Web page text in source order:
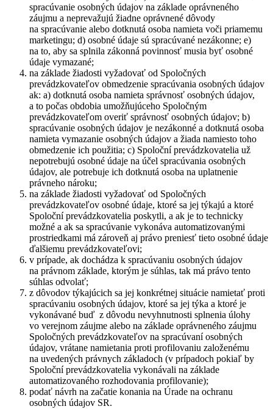
spracúvanie osobných údajov na základe oprávneného
záujmu a neprevažujú žiadne oprávnené dôvody
na spracúvanie alebo dotknutá osoba namieta voči priamemu
marketingu; d) osobné údaje sú spracúvané nezákonne; e)
na to, aby sa splnila zákonná povinnosť musia byť osobné
údaje vymazané;
na základe žiadosti vyžadovať od Spoločných
prevádzkovateľov obmedzenie spracúvania osobných údajov
ak: a) dotknutá osoba namieta správnosť osobných údajov,
a to počas obdobia umožňujúceho Spoločným
prevádzkovateľom overiť správnosť osobných údajov; b)
spracúvanie osobných údajov je nezákonné a dotknutá osoba
namieta vymazanie osobných údajov a žiada namiesto toho
obmedzenie ich použitia; c) Spoloční prevádzkovatelia už
nepotrebujú osobné údaje na účel spracúvania osobných
údajov, ale potrebuje ich dotknutá osoba na uplatnenie
právneho nároku;
na základe žiadosti vyžadovať od Spoločných
prevádzkovateľov osobné údaje, ktoré sa jej týkajú a ktoré
Spoloční prevádzkovatelia poskytli, a ak je to technicky
možné a ak sa spracúvanie vykonáva automatizovanými
prostriedkami má zároveň aj právo preniesť tieto osobné údaje
ďalšiemu prevádzkovateľovi;
v prípade, ak dochádza k spracúvaniu osobných údajov
na právnom základe, ktorým je súhlas, tak má právo tento
súhlas odvolať;
z dôvodov týkajúcich sa jej konkrétnej situácie namietať proti
spracúvaniu osobných údajov, ktoré sa jej týka a ktoré je
vykonávané buď z dôvodu nevyhnutnosti splnenia úlohy
vo verejnom záujme alebo na základe oprávneného záujmu
Spoločných prevádzkovateľov na spracúvaní osobných
údajov, vrátane namietania proti profilovaniu založenému
na uvedených právnych základoch (v prípadoch pokiaľ by
Spoloční prevádzkovatelia vykonávali na základe
automatizovaného rozhodovania profilovanie);
podať návrh na začatie konania na Úrade na ochranu
osobných údajov SR.